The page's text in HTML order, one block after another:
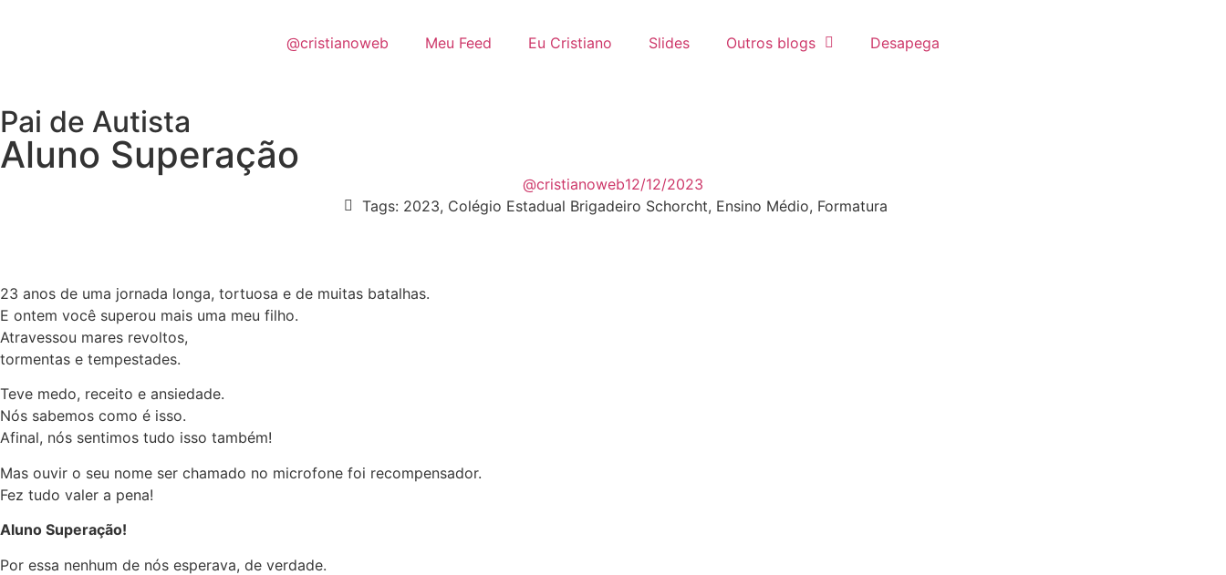
@cristianoweb Meu Feed Eu Cristiano Slides Outros blogs Desapega
Pai de Autista
Aluno Superação
@cristianoweb12/12/2023
Tags: 2023, Colégio Estadual Brigadeiro Schorcht, Ensino Médio, Formatura
23 anos de uma jornada longa, tortuosa e de muitas batalhas.
E ontem você superou mais uma meu filho.
Atravessou mares revoltos,
tormentas e tempestades.
Teve medo, receito e ansiedade.
Nós sabemos como é isso.
Afinal, nós sentimos tudo isso também!
Mas ouvir o seu nome ser chamado no microfone foi recompensador.
Fez tudo valer a pena!
Aluno Superação!
Por essa nenhum de nós esperava, de verdade.